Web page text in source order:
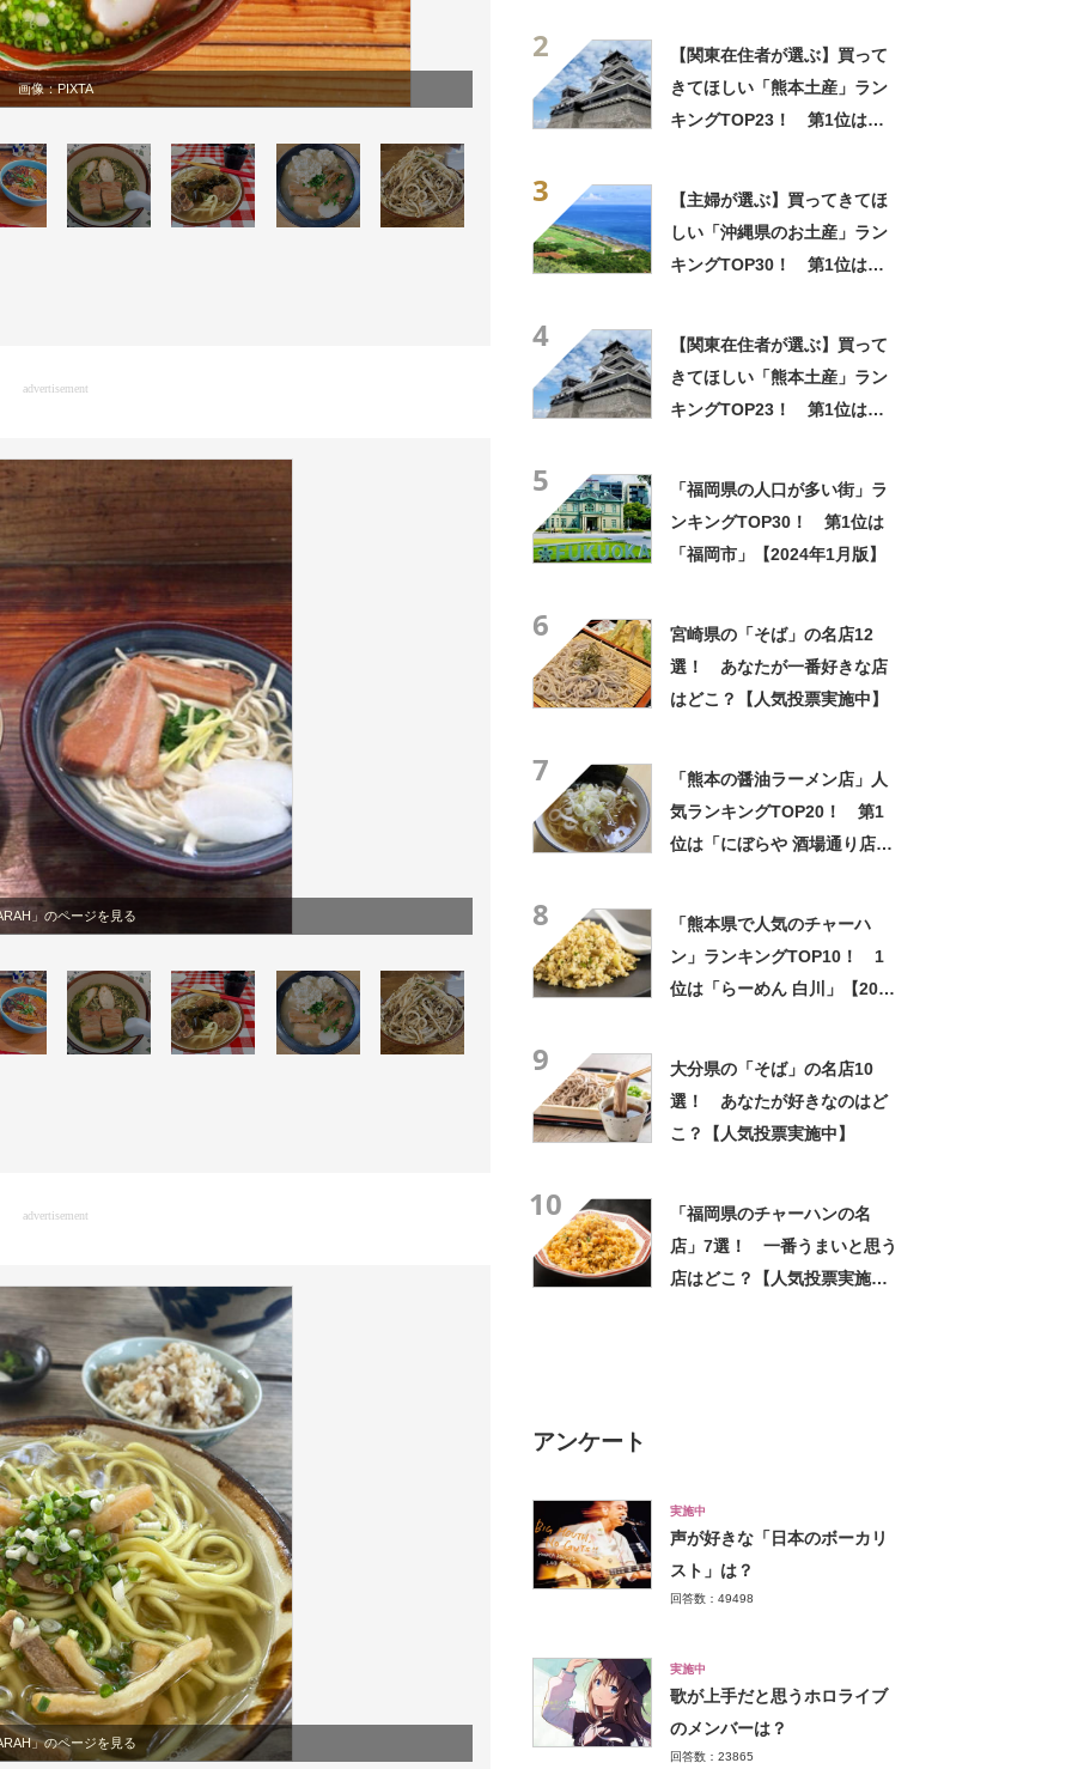
画像：PIXTA
advertisement
」のページを見る
advertisement
」のページを見る
2
【関東在住者が選ぶ】買って
きてほしい「熊本土産」ラン
キングTOP23！ 第1位は
3
【主婦が選ぶ】買ってきてほ
しい「沖縄県のお土産」ラン
キングTOP30！ 第1位は
4
【関東在住者が選ぶ】買って
きてほしい「熊本土産」ラン
キングTOP23！ 第1位は
5
「福岡県の人口が多い街」ラ
ンキングTOP30！ 第1位は
「福岡市」【2024年1月版】
6
宮崎県の「そば」の名店12
選！ あなたが一番好きな店
はどこ？【人気投票実施中】
7
「熊本の醤油ラーメン店」人
気ランキングTOP20！ 第1
位は「にぼらや 酒場通り店」
8
「熊本県で人気のチャーハ
ン」ランキングTOP10！ 1
位は「らーめん 白川」【2024
9
大分県の「そば」の名店10
選！ あなたが好きなのはど
こ？【人気投票実施中】
10
「福岡県のチャーハンの名
店」7選！ 一番うまいと思う
店はどこ？【人気投票実施
アンケート
実施中
声が好きな「日本のボーカリ
スト」は？
回答数：49498
実施中
歌が上手だと思うホロライブ
のメンバーは？
回答数：23865